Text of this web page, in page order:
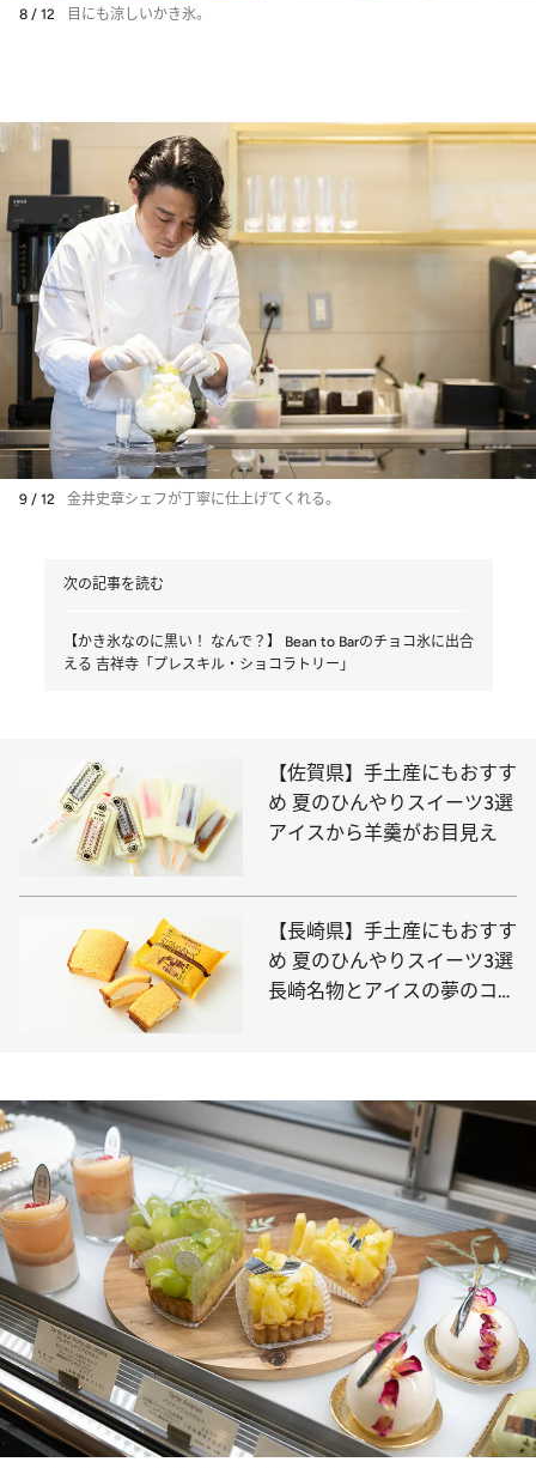
8 / 12 目にも涼しいかき氷。
9 / 12 金井史章シェフが丁寧に仕上げてくれる。
次の記事を読む
【かき氷なのに黒い！ なんで？】 Bean to Barのチョコ氷に出合
える 吉祥寺「プレスキル・ショコラトリー」
【佐賀県】手土産にもおすす
め 夏のひんやりスイーツ3選
アイスから羊羹がお目見え
【長崎県】手土産にもおすす
め 夏のひんやりスイーツ3選
長崎名物とアイスの夢のコラ